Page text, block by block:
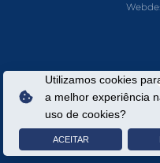
Utilizamos cookies
a melhor experiência
uso de cookies?
ACEITAR